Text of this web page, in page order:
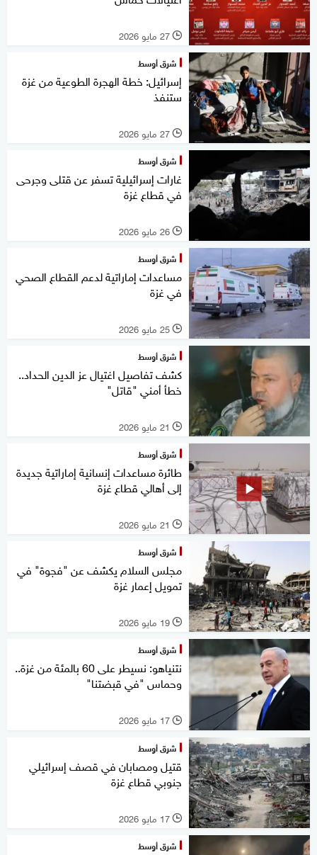
l 27 مايو 2026
شرق أوسط
إسرائيل: خطة الهجرة الطوعية من غزة
ستنفذ
l 27 مايو 2026
شرق أوسط
غارات إسرائيلية تسفر عن قتلى وجرحى
في قطاع غزة
l 26 مايو 2026
شرق أوسط
مساعدات إماراتية لدعم القطاع الصحي
في غزة
l 25 مايو 2026
شرق أوسط
كشف تفاصيل اغتيال عز الدين الحداد..
خطأ أمني "قاتل"
l 21 مايو 2026
شرق أوسط
طائرة مساعدات إنسانية إماراتية جديدة
إلى أهالي قطاع غزة
l 21 مايو 2026
شرق أوسط
مجلس السلام يكشف عن "فجوة" في
تمويل إعمار غزة
l 19 مايو 2026
شرق أوسط
نتنياهو: نسيطر على 60 بالمئة من غزة..
وحماس "في قبضتنا"
l 17 مايو 2026
شرق أوسط
قتيل ومصابان في قصف إسرائيلي
جنوبي قطاع غزة
l 17 مايو 2026
شرق أوسط